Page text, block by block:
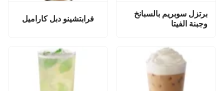
برتزل سوبريم بالسبانخ
وجبنة الفيتا
فرابتشينو دبل كاراميل